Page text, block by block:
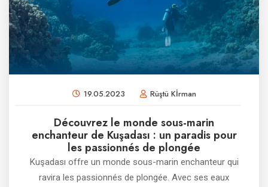
19.05.2023 Rüştü Kİrman
Découvrez le monde sous-marin
enchanteur de Kuşadası : un paradis pour
les passionnés de plongée
Kuşadası offre un monde sous-marin enchanteur qui
ravira les passionnés de plongée. Avec ses eaux